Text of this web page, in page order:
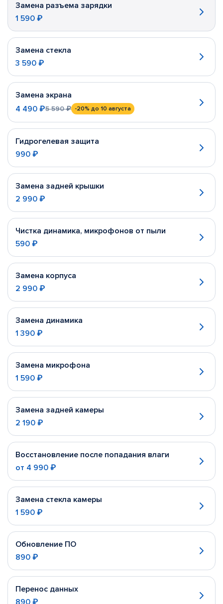
Замена разъема зарядки
1 590 ₽
Замена стекла
3 590 ₽
Замена экрана
4 490 ₽5 590 ₽ -20% до 10 августа
Гидрогелевая защита
990 ₽
Замена задней крышки
2 990 ₽
Чистка динамика, микрофонов от пыли
590 ₽
Замена корпуса
2 990 ₽
Замена динамика
1 390 ₽
Замена микрофона
1 590 ₽
Замена задней камеры
2 190 ₽
Восстановление после попадания влаги
от 4 990 ₽
Замена стекла камеры
1 590 ₽
Обновление ПО
890 ₽
Перенос данных
890 ₽